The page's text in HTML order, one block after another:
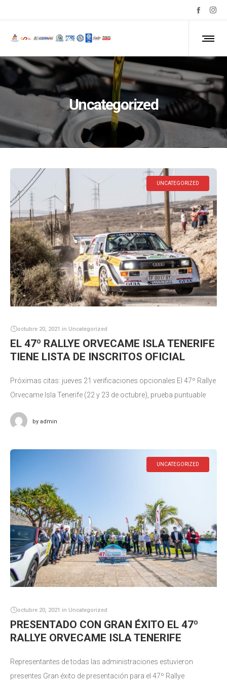
Uncategorized
UNCATEGORIZED
octubre 20, 2021 in Uncategorized
EL 47º RALLYE ORVECAME ISLA TENERIFE
TIENE LISTA DE INSCRITOS OFICIAL
Próximas citas: jueves 21 verificaciones opcionales El 47º Rallye
Orvecame Isla Tenerife (22 y 23 de octubre), prueba puntuable
by admin
UNCATEGORIZED
octubre 20, 2021 in Uncategorized
PRESENTADO CON GRAN ÉXITO EL 47º
RALLYE ORVECAME ISLA TENERIFE
Representantes de todas las administraciones estuvieron
presentes Gran éxito de presentación para el 47º Rallye